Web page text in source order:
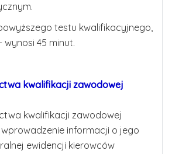
testu kwalifikacyjnego,
45 minut.
kwalifikacji zawodowej
kwalifikacji zawodowej
informacji o jego
ewidencji kierowców